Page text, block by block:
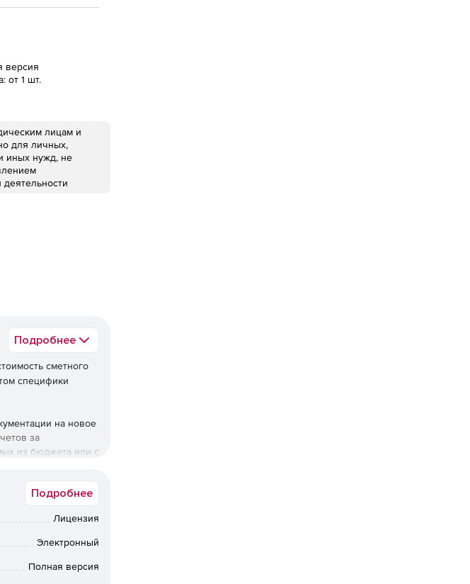
версия
от 1 шт.
лицам и
для личных,
иных нужд, не
Подробнее
сметного
специфики
на новое
за
из бюджета или с
Подробнее
Лицензия
Электронный
Полная версия